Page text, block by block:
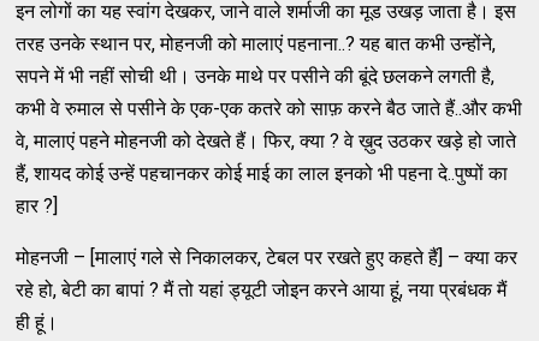
इन लोगों का यह स्वांग देखकर, जाने वाले शर्माजी का मूड उखड़ जाता है। इस
तरह उनके स्थान पर, मोहनजी को मालाएं पहनाना..? यह बात कभी उन्होंने,
सपने में भी नहीं सोची थी। उनके माथे पर पसीने की बूंदे छलकने लगती है,
कभी वे रुमाल से पसीने के एक-एक कतरे को साफ़ करने बैठ जाते हैं..और कभी
वे, मालाएं पहने मोहनजी को देखते हैं। फिर, क्या ? वे ख़ुद उठकर खड़े हो जाते
हैं, शायद कोई उन्हें पहचानकर कोई माई का लाल इनको भी पहना दे..पुष्पों का
हार ?]
मोहनजी – [मालाएं गले से निकालकर, टेबल पर रखते हुए कहते हैं] – क्या कर
रहे हो, बेटी का बापां ? मैं तो यहां ड्यूटी जोइन करने आया हूं, नया प्रबंधक मैं
ही हूं।